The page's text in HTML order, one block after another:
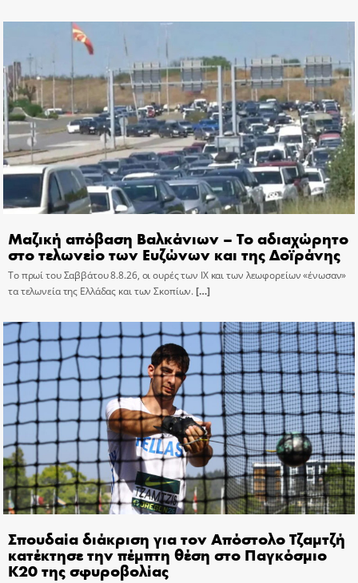
Μαζική απόβαση Βαλκάνιων – Το αδιαχώρητο
στο τελωνείο των Ευζώνων και της Δοϊράνης
Το πρωί του Σαββάτου 8.8.26, οι ουρές των ΙΧ και των λεωφορείων «ένωσαν»
τα τελωνεία της Ελλάδας και των Σκοπίων.[…]
Σπουδαία διάκριση για τον Απόστολο Τζαμτζή
κατέκτησε την πέμπτη θέση στο Παγκόσμιο
Κ20 της σφυροβολίας